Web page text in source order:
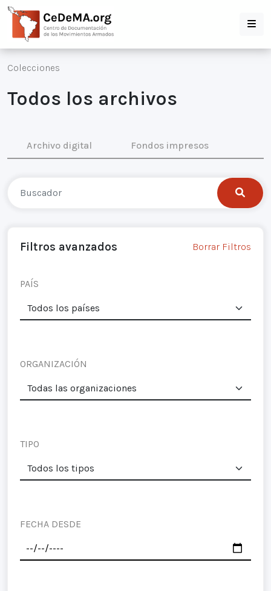
Colecciones
Todos los archivos
Archivo digital Fondos impresos
Filtros avanzados Borrar Filtros
PAÍS
ORGANIZACIÓN
TIPO
FECHA DESDE